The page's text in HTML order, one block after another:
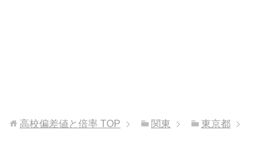
高校偏差値と倍率 TOP 関東 東京都